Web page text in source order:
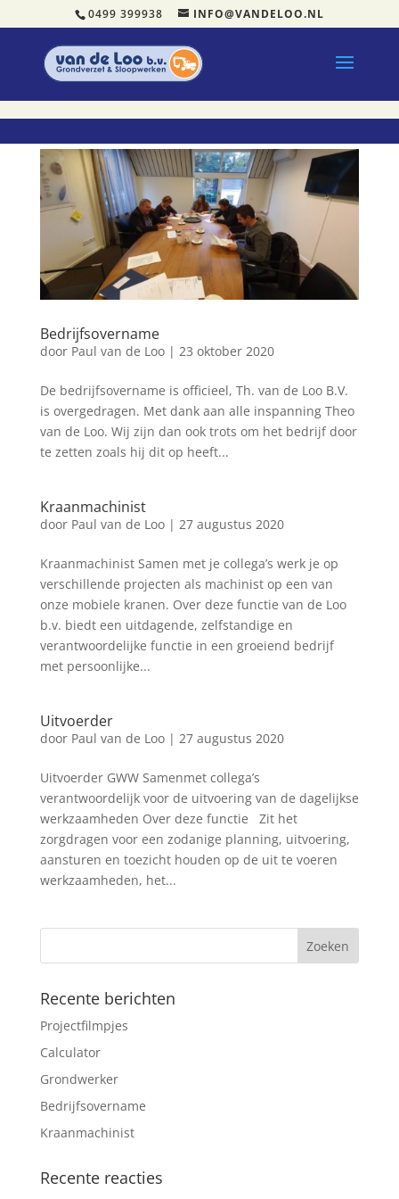
0499 399938 INFO@VANDELOO.NL
Bedrijfsovername
door Paul van de Loo| 23 oktober 2020
De bedrijfsovername is officieel, Th. van de Loo B.V.
is overgedragen. Met dank aan alle inspanning Theo
van de Loo. Wij zijn dan ook trots om het bedrijf door
te zetten zoals hij dit op heeft...
Kraanmachinist
door Paul van de Loo| 27 augustus 2020
Kraanmachinist Samen met je collega’s werk je op
verschillende projecten als machinist op een van
onze mobiele kranen. Over deze functie van de Loo
b.v. biedt een uitdagende, zelfstandige en
verantwoordelijke functie in een groeiend bedrijf
met persoonlijke...
Uitvoerder
door Paul van de Loo| 27 augustus 2020
Uitvoerder GWW Samenmet collega’s
verantwoordelijk voor de uitvoering van de dagelijkse
werkzaamheden Over deze functie Zit het
zorgdragen voor een zodanige planning, uitvoering,
aansturen en toezicht houden op de uit te voeren
werkzaamheden, het...
Recente berichten
Projectfilmpjes
Calculator
Grondwerker
Bedrijfsovername
Kraanmachinist
Recente reacties